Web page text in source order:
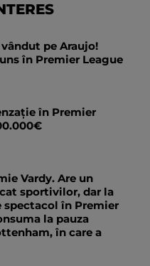
pe Araujo!
în Premier League
în Premier
Vardy. Are un
sportivilor, dar la
spectacol în Premier
la pauza
în care a